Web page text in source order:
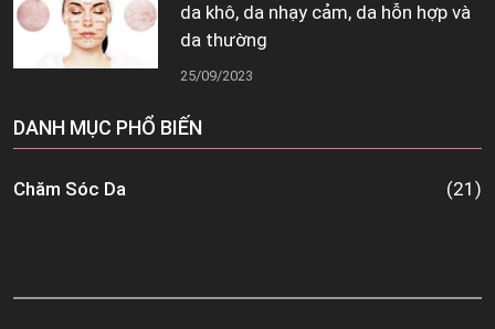
da khô, da nhạy cảm, da hỗn hợp và
da thường
25/09/2023
DANH MỤC PHỔ BIẾN
Chăm Sóc Da (21)